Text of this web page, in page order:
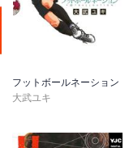
フットボールネーション
大武ユキ